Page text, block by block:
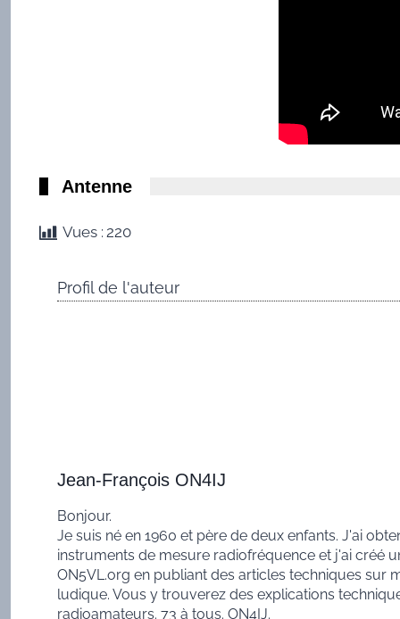
Antenne
Vues : 220
Profil de l'auteur
Jean-François ON4IJ
Bonjour.
Je suis né en 1960 et père de deux enfants. J'ai
instruments de mesure radiofréquence et j'ai créé
ON5VL.org en publiant des articles techniques sur
ludique. Vous y trouverez des explications
radioamateurs. 73 à tous. ON4IJ.